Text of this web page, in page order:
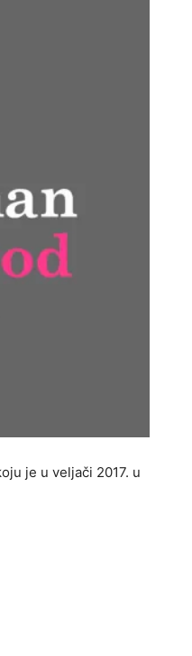
je u veljači 2017. u